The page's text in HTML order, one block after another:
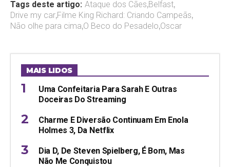
Tags deste artigo: Ataque dos Cães,Belfast,
Drive my car,Filme King Richard: Criando Campeãs,
Não olhe para cima,O Beco do Pesadelo,Oscar
MAIS LIDOS
Uma Confeitaria Para Sarah E Outras
Doceiras Do Streaming
Charme E Diversão Continuam Em Enola
Holmes 3, Da Netflix
Dia D, De Steven Spielberg, É Bom, Mas
Não Me Conquistou